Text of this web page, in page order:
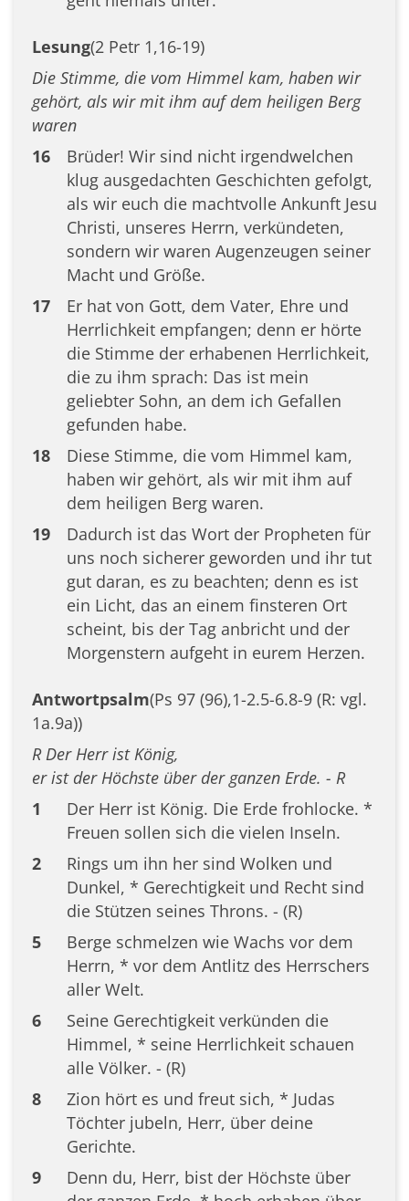
Lesung(2 Petr 1,16-19)
Die Stimme, die vom Himmel kam, haben wir
gehört, als wir mit ihm auf dem heiligen Berg
waren
16
Brüder! Wir sind nicht irgendwelchen
klug ausgedachten Geschichten gefolgt,
als wir euch die machtvolle Ankunft Jesu
Christi, unseres Herrn, verkündeten,
sondern wir waren Augenzeugen seiner
Macht und Größe.
17
Er hat von Gott, dem Vater, Ehre und
Herrlichkeit empfangen; denn er hörte
die Stimme der erhabenen Herrlichkeit,
die zu ihm sprach: Das ist mein
geliebter Sohn, an dem ich Gefallen
gefunden habe.
18
Diese Stimme, die vom Himmel kam,
haben wir gehört, als wir mit ihm auf
dem heiligen Berg waren.
19
Dadurch ist das Wort der Propheten für
uns noch sicherer geworden und ihr tut
gut daran, es zu beachten; denn es ist
ein Licht, das an einem finsteren Ort
scheint, bis der Tag anbricht und der
Morgenstern aufgeht in eurem Herzen.
Antwortpsalm(Ps 97 (96),1-2.5-6.8-9 (R: vgl.
1a.9a))
R Der Herr ist König,
er ist der Höchste über der ganzen Erde. - R
1
Der Herr ist König. Die Erde frohlocke. *
Freuen sollen sich die vielen Inseln.
2
Rings um ihn her sind Wolken und
Dunkel, * Gerechtigkeit und Recht sind
die Stützen seines Throns. - (R)
5
Berge schmelzen wie Wachs vor dem
Herrn, * vor dem Antlitz des Herrschers
aller Welt.
6
Seine Gerechtigkeit verkünden die
Himmel, * seine Herrlichkeit schauen
alle Völker. - (R)
8
Zion hört es und freut sich, * Judas
Töchter jubeln, Herr, über deine
Gerichte.
9
Denn du, Herr, bist der Höchste über